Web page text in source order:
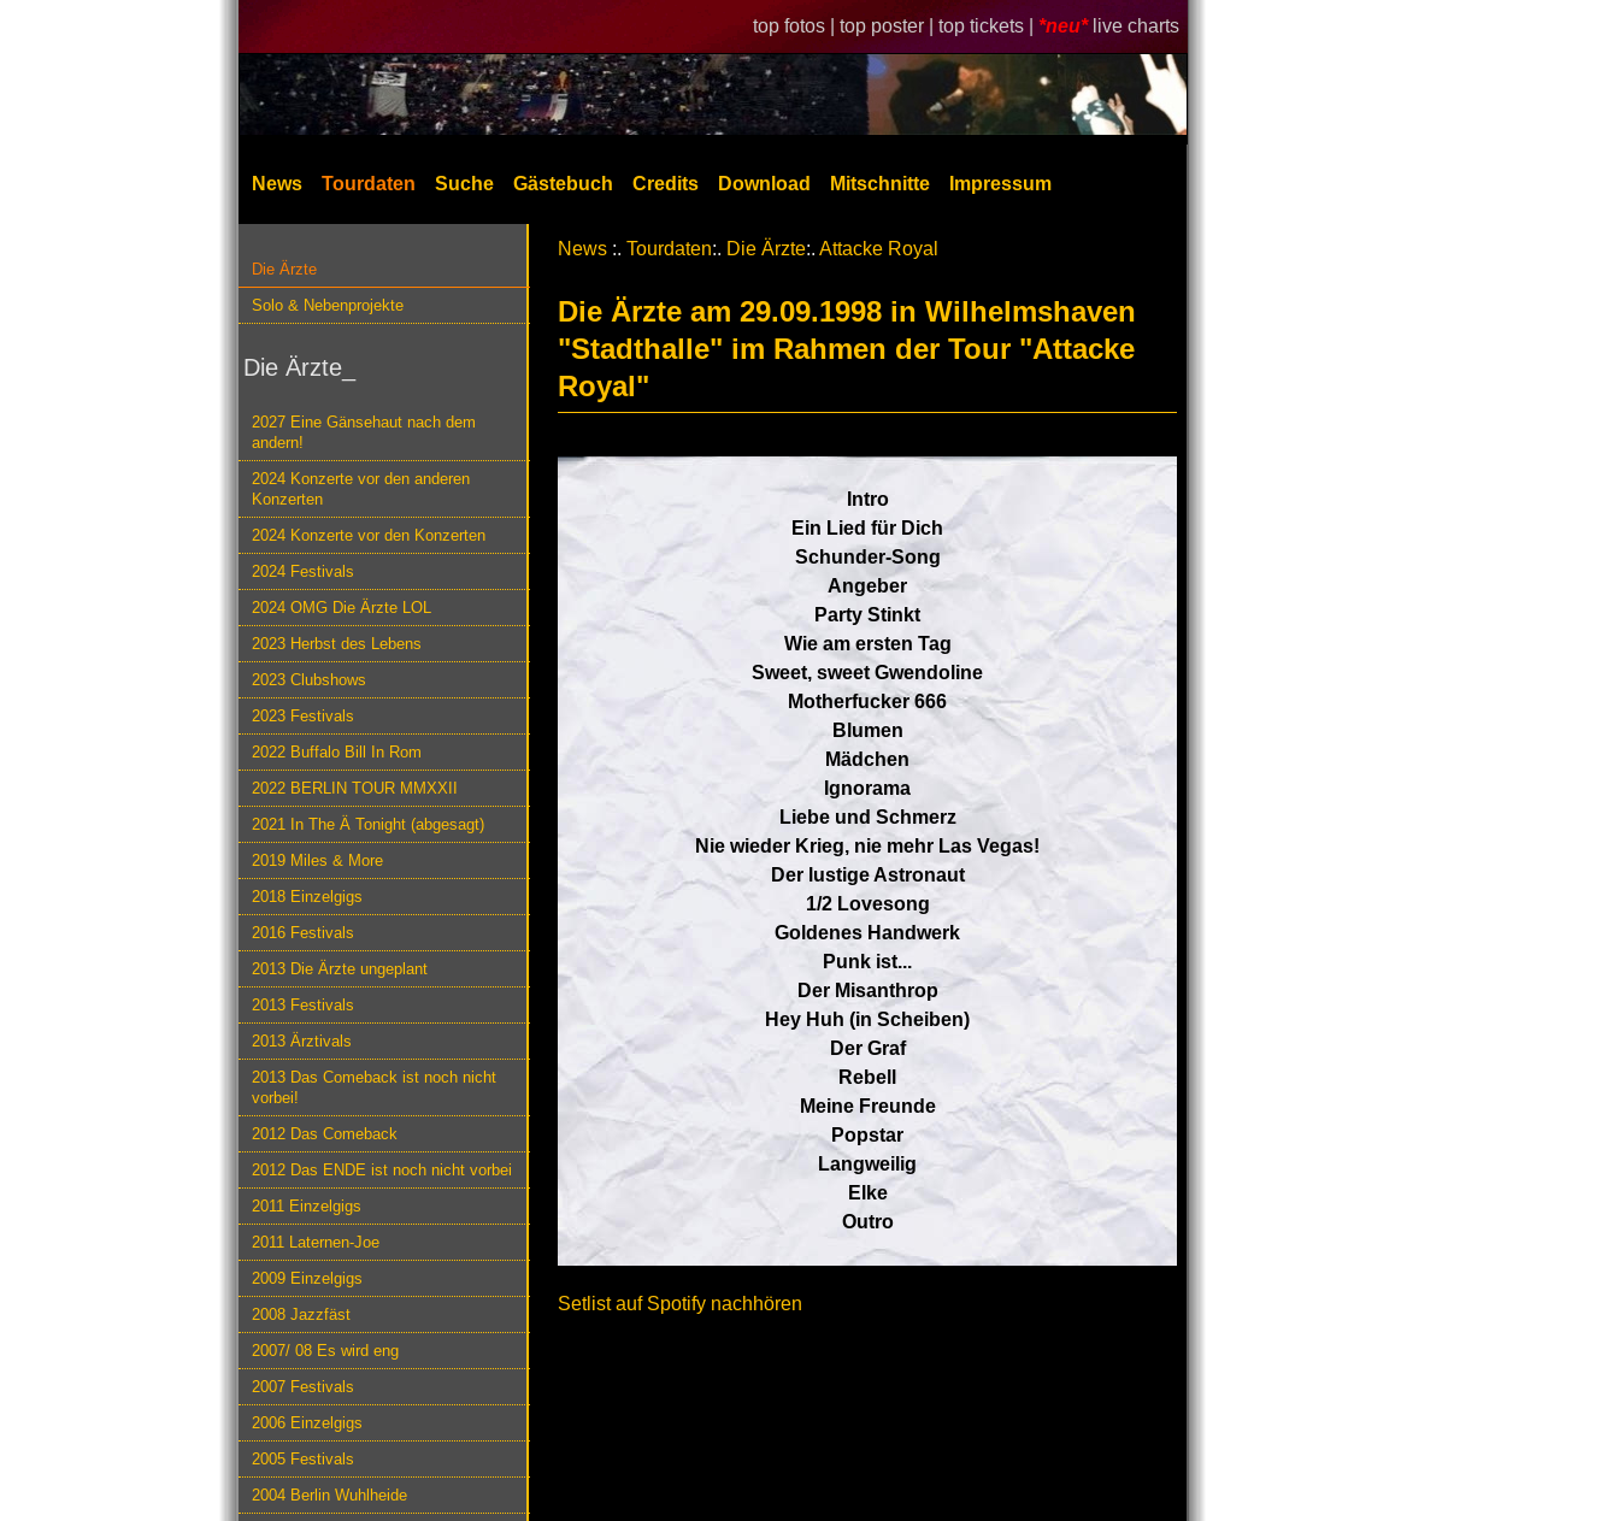
top fotos | top poster | top tickets | *neu* live charts
News Tourdaten Suche Gästebuch Credits Download Mitschnitte Impressum
Die Ärzte
Solo & Nebenprojekte
Die Ärzte_
2027 Eine Gänsehaut nach dem
andern!
2024 Konzerte vor den anderen
Konzerten
2024 Konzerte vor den Konzerten
2024 Festivals
2024 OMG Die Ärzte LOL
2023 Herbst des Lebens
2023 Clubshows
2023 Festivals
2022 Buffalo Bill In Rom
2022 BERLIN TOUR MMXXII
2021 In The Ä Tonight (abgesagt)
2019 Miles & More
2018 Einzelgigs
2016 Festivals
2013 Die Ärzte ungeplant
2013 Festivals
2013 Ärztivals
2013 Das Comeback ist noch nicht
vorbei!
2012 Das Comeback
2012 Das ENDE ist noch nicht vorbei
2011 Einzelgigs
2011 Laternen-Joe
2009 Einzelgigs
2008 Jazzfäst
2007/ 08 Es wird eng
2007 Festivals
2006 Einzelgigs
2005 Festivals
2004 Berlin Wuhlheide
News :. Tourdaten:. Die Ärzte:. Attacke Royal
Die Ärzte am 29.09.1998 in Wilhelmshaven
"Stadthalle" im Rahmen der Tour "Attacke
Royal"
Intro
Ein Lied für Dich
Schunder-Song
Angeber
Party Stinkt
Wie am ersten Tag
Sweet, sweet Gwendoline
Motherfucker 666
Blumen
Mädchen
Ignorama
Liebe und Schmerz
Nie wieder Krieg, nie mehr Las Vegas!
Der lustige Astronaut
1/2 Lovesong
Goldenes Handwerk
Punk ist...
Der Misanthrop
Hey Huh (in Scheiben)
Der Graf
Rebell
Meine Freunde
Popstar
Langweilig
Elke
Outro
Setlist auf Spotify nachhören